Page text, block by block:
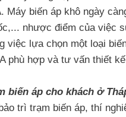
Máy biến áp khô ngày
nhược điểm của việc
lựa chọn một loại
phù hợp và tư vấn thiết
áp cho khách ở
trì trạm biến áp, thí